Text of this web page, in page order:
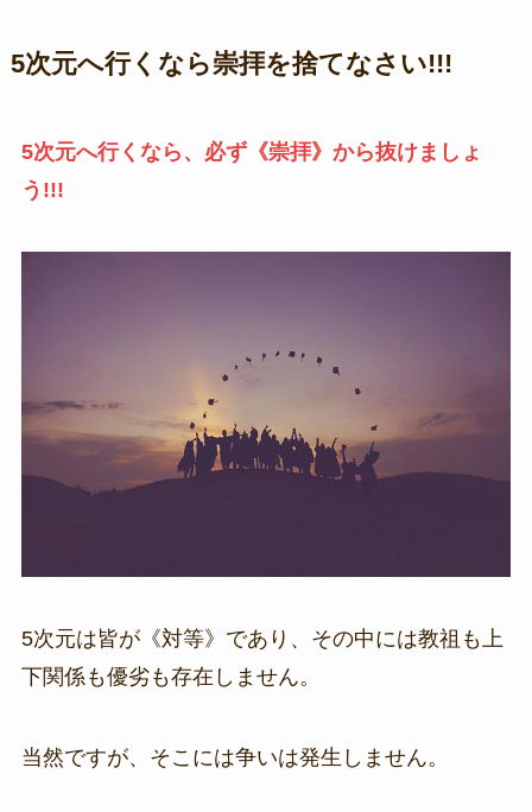
5次元へ行くなら崇拝を捨てなさい!!!
5次元へ行くなら、必ず《崇拝》から抜けましょ
う!!!
5次元は皆が《対等》であり、その中には教祖も上
下関係も優劣も存在しません。
当然ですが、そこには争いは発生しません。